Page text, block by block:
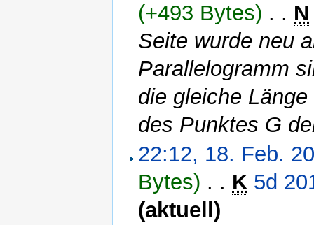
(+493 Bytes) . . N
Seite wurde neu
Parallelogramm
die gleiche
des Punktes G
22:12, 18. Feb.
Bytes) . . K 5d
(aktuell)